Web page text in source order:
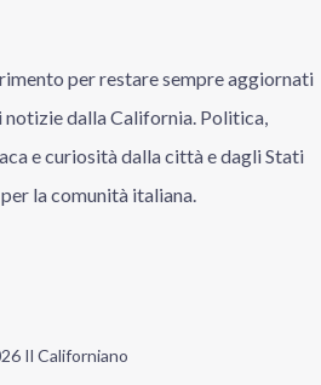
per restare sempre aggiornati
notizie dalla California. Politica,
e curiosità dalla città e dagli Stati
la comunità italiana.
Il Californiano